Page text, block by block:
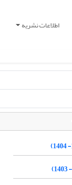
اطلاعات نشریه